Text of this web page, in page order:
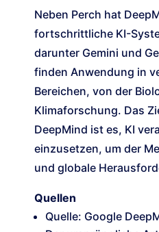
Neben Perch hat
fortschrittliche KI-
darunter Gemini und
finden Anwendung in
Bereichen, von der
Klimaforschung. Das
DeepMind ist es, KI
einzusetzen, um der
und globale
Quellen
Quelle: Google